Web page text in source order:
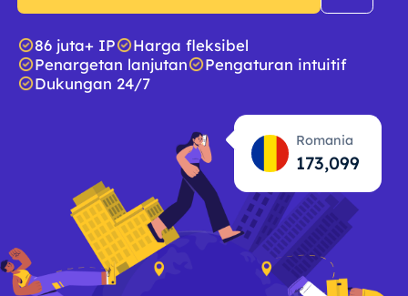
86 juta+ IP
Harga fleksibel
Penargetan lanjutan
Pengaturan intuitif
Dukungan 24/7
Romania
173,100